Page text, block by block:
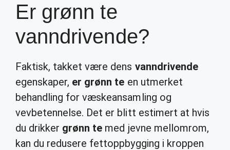
Er grønn te
vanndrivende?
Faktisk, takket være dens vanndrivende
egenskaper, er grønn te en utmerket
behandling for væskeansamling og
vevbetennelse. Det er blitt estimert at hvis
du drikker grønn te med jevne mellomrom,
kan du redusere fettoppbygging i kroppen